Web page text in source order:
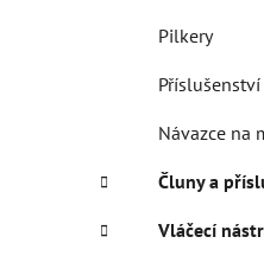
Pilkery
Návazce na
Čluny a
Vláčecí